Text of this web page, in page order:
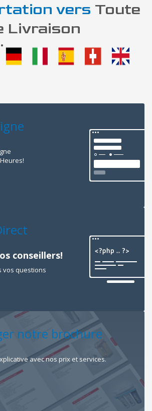
vers Toute
Livraison
conseillers!
vos questions
notre brochure
avec nos prix et services.